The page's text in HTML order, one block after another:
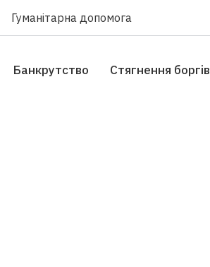
Гуманітарна допомога
Банкрутство Стягнення боргiв